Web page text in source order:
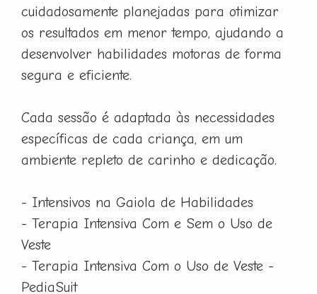
cuidadosamente planejadas para otimizar
os resultados em menor tempo, ajudando a
desenvolver habilidades motoras de forma
segura e eficiente.
Cada sessão é adaptada às necessidades
específicas de cada criança, em um
ambiente repleto de carinho e dedicação.
- Intensivos na Gaiola de Habilidades
- Terapia Intensiva Com e Sem o Uso de
Veste
- Terapia Intensiva Com o Uso de Veste -
PediaSuit